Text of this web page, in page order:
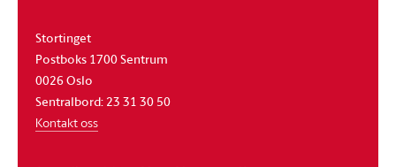
Stortinget
Postboks 1700 Sentrum
0026 Oslo
Sentralbord: 23 31 30 50
Kontakt oss